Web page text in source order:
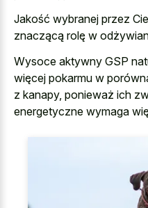
Jakość wybranej przez
znaczącą rolę w
Wysoce aktywny GSP
więcej pokarmu w
z kanapy, ponieważ ich
energetyczne wymaga